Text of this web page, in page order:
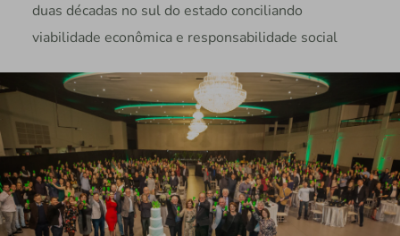
duas décadas no sul do estado conciliando
viabilidade econômica e responsabilidade social